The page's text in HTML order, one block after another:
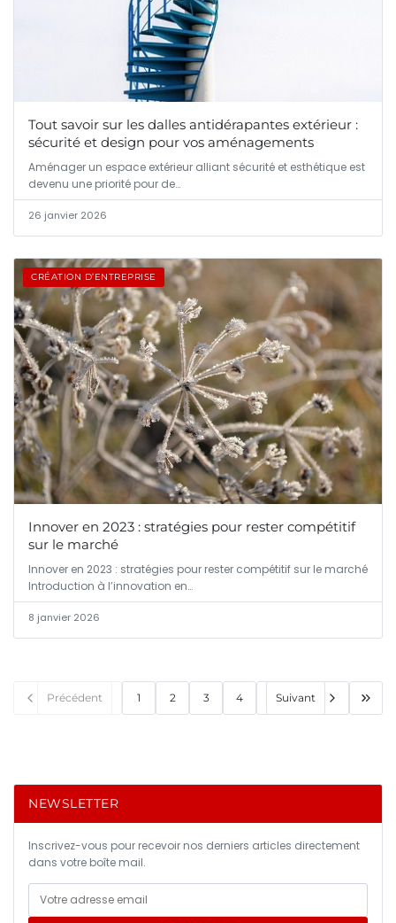
Tout savoir sur les dalles antidérapantes extérieur :
sécurité et design pour vos aménagements
Aménager un espace extérieur alliant sécurité et esthétique est
devenu une priorité pour de…
26 janvier 2026
CRÉATION D’ENTREPRISE
Innover en 2023 : stratégies pour rester compétitif
sur le marché
Innover en 2023 : stratégies pour rester compétitif sur le marché
Introduction à l’innovation en…
8 janvier 2026
Précédent 1 2 3 4 Suivant
NEWSLETTER
Inscrivez-vous pour recevoir nos derniers articles directement
dans votre boîte mail.